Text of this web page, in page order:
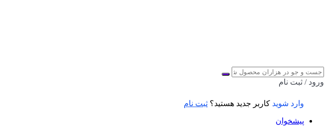
ورود / ثبت نام
وارد شوید کاربر جدید هستید؟ ثبت نام
پیشخوان